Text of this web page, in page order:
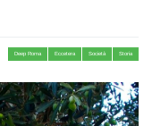
Deep Roma Eccetera Società Storia